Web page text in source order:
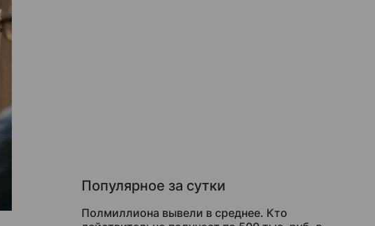
Популярное за сутки
Полмиллиона вывели в среднее. Кто